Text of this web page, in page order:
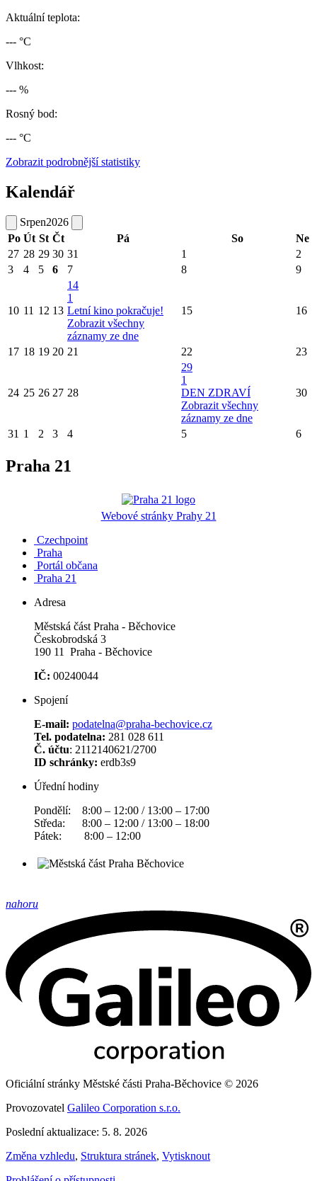
Aktuální teplota:
--- °C
Vlhkost:
--- %
Rosný bod:
--- °C
Zobrazit podrobnější statistiky
Kalendář
Srpen2026
Po Út St Čt Pá So
Ne
27 28 29 30 31 1
2
3
4 5 6 7 8 9
10 11 12 13
14
1
Letní kino pokračuje!
Zobrazit všechny
záznamy ze dne
15 16
17 18 19 20 21 22 23
24 25 26 27 28
29
1
DEN ZDRAVÍ
Zobrazit všechny
záznamy ze dne
30
31 1 2 3 4 5 6
Praha 21
Webové stránky Prahy 21
Czechpoint
Praha
Portál občana
Praha 21
Adresa
Městská část Praha - Běchovice
Českobrodská 3
190 11 Praha - Běchovice
IČ: 00240044
Spojení
E-mail: podatelna@praha-bechovice.cz
Tel. podatelna: 281 028 611
Č. účtu: 2112140621/2700
ID schránky: erdb3s9
Úřední hodiny
Pondělí: 8:00 – 12:00 / 13:00 – 17:00
Středa: 8:00 – 12:00 / 13:00 – 18:00
Pátek: 8:00 – 12:00
nahoru
Oficiální stránky Městské části Praha-Běchovice © 2026
Provozovatel Galileo Corporation s.r.o.
Poslední aktualizace: 5. 8. 2026
Změna vzhledu, Struktura stránek, Vytisknout